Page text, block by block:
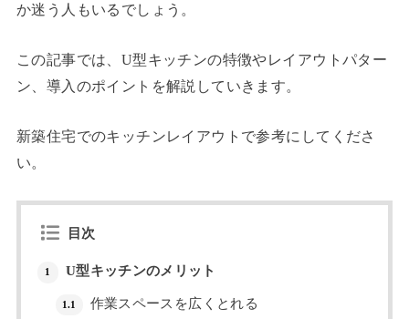
か迷う人もいるでしょう。
この記事では、U型キッチンの特徴やレイアウトパター
ン、導入のポイントを解説していきます。
新築住宅でのキッチンレイアウトで参考にしてくださ
い。
目次
1 U型キッチンのメリット
1.1 作業スペースを広くとれる